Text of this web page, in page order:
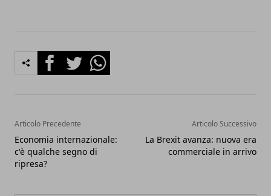
FacebookTwitterWhatsapp
Articolo Precedente
Economia internazionale:
c'è qualche segno di
ripresa?
Articolo Successivo
La Brexit avanza: nuova era
commerciale in arrivo